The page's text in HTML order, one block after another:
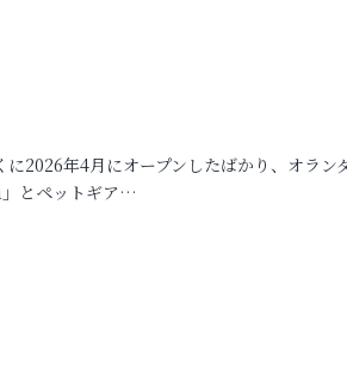
2026年4月にオープンしたばかり、オラン
とペットギア…